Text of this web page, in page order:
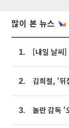
많이 본 뉴스
1.
2.
3.